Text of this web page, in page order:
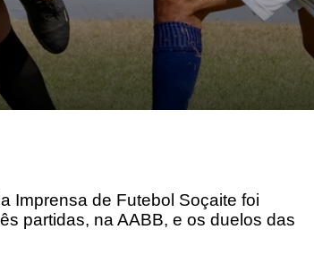
Imprensa de Futebol Soçaite foi
partidas, na AABB, e os duelos das